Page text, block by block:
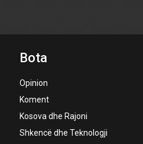
Bota
Opinion
Koment
Kosova dhe Rajoni
Shkencë dhe Teknologji